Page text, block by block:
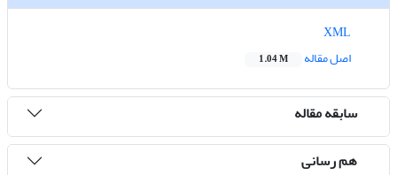
اصل مقاله
1.04 M
سابقه مقاله
هم رسانی